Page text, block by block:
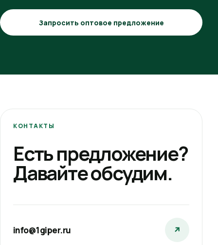
Запросить оптовое предложение
КОНТАКТЫ
Есть предложение?
Давайте обсудим.
info@1giper.ru ↗